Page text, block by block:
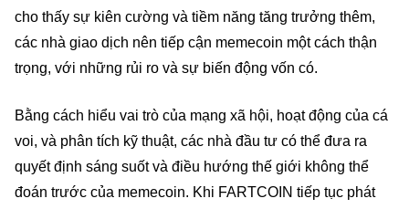
cho thấy sự kiên cường và tiềm năng tăng trưởng thêm,
các nhà giao dịch nên tiếp cận memecoin một cách thận
trọng, với những rủi ro và sự biến động vốn có.
Bằng cách hiểu vai trò của mạng xã hội, hoạt động của cá
voi, và phân tích kỹ thuật, các nhà đầu tư có thể đưa ra
quyết định sáng suốt và điều hướng thế giới không thể
đoán trước của memecoin. Khi FARTCOIN tiếp tục phát